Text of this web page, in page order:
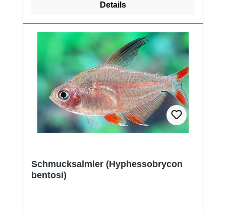
Details
Schmucksalmler (Hyphessobrycon
bentosi)